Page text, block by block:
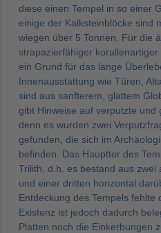
diese einen Tempel in so einer
einige der Kalksteinblöcke sind
wiegen über 5 Tonnen. Für die
strapazierfähiger
ein Grund für das lange
Innenausstattung wie Türen,
sind aus sanfterem, glattem
gibt Hinweise auf verputzte und
denn es wurden zwei
gefunden, die sich im
befinden. Das Haupttor des
Trilith, d.h. es bestand aus zwei
und einer dritten horizontal
Entdeckung des Tempels fehlte
Existenz ist jedoch dadurch
Platten noch die Einkerbungen